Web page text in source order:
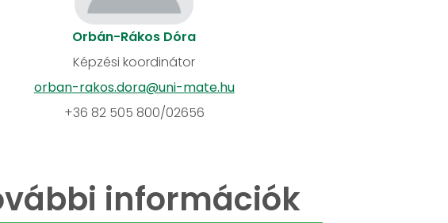
Orbán-Rákos Dóra
Képzési koordinátor
orban-rakos.dora@uni-mate.hu
+36 82 505 800/02656
információk